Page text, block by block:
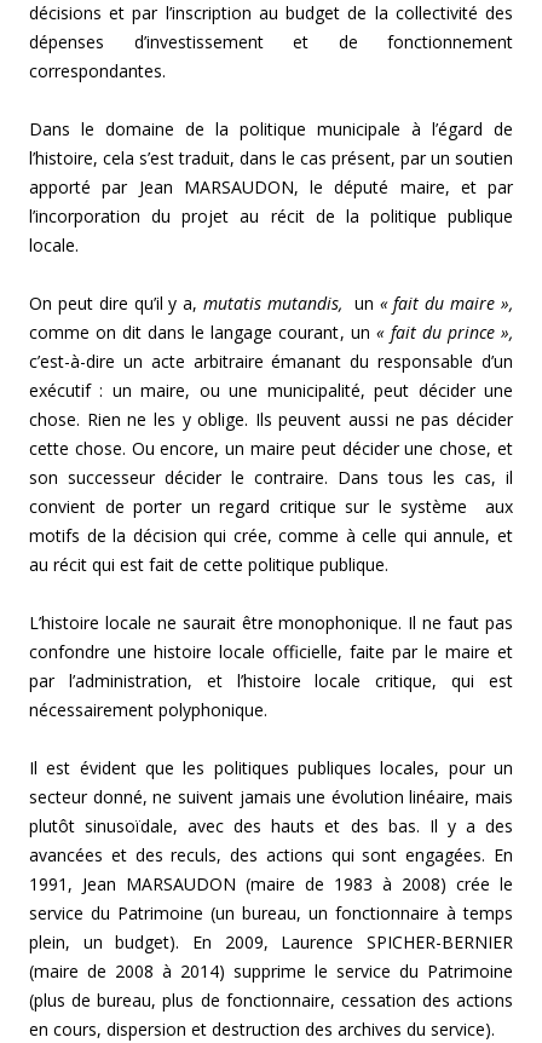
décisions et par l’inscription au budget de la collectivité des
dépenses d’investissement et de fonctionnement
correspondantes.
Dans le domaine de la politique municipale à l’égard de
l’histoire, cela s’est traduit, dans le cas présent, par un soutien
apporté par Jean MARSAUDON, le député maire, et par
l’incorporation du projet au récit de la politique publique
locale.
On peut dire qu’il y a,mutatis mutandis, un « fait du maire »,
comme on dit dans le langage courant, un « fait du prince »,
c’est-à-dire un acte arbitraire émanant du responsable d’un
exécutif : un maire, ou une municipalité, peut décider une
chose. Rien ne les y oblige. Ils peuvent aussi ne pas décider
cette chose. Ou encore, un maire peut décider une chose, et
son successeur décider le contraire. Dans tous les cas, il
convient de porter un regard critique sur le système aux
motifs de la décision qui crée, comme à celle qui annule, et
au récit qui est fait de cette politique publique.
L’histoire locale ne saurait être monophonique. Il ne faut pas
confondre une histoire locale officielle, faite par le maire et
par l’administration, et l’histoire locale critique, qui est
nécessairement polyphonique.
Il est évident que les politiques publiques locales, pour un
secteur donné, ne suivent jamais une évolution linéaire, mais
plutôt sinusoïdale, avec des hauts et des bas. Il y a des
avancées et des reculs, des actions qui sont engagées. En
1991, Jean MARSAUDON (maire de 1983 à 2008) crée le
service du Patrimoine (un bureau, un fonctionnaire à temps
plein, un budget). En 2009, Laurence SPICHER-BERNIER
(maire de 2008 à 2014) supprime le service du Patrimoine
(plus de bureau, plus de fonctionnaire, cessation des actions
en cours, dispersion et destruction des archives du service).